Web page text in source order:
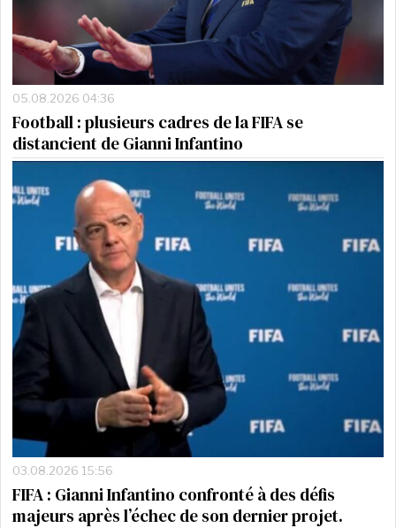
05.08.2026 04:36
Football : plusieurs cadres de la FIFA se
distancient de Gianni Infantino
03.08.2026 15:56
FIFA : Gianni Infantino confronté à des défis
majeurs après l’échec de son dernier projet.